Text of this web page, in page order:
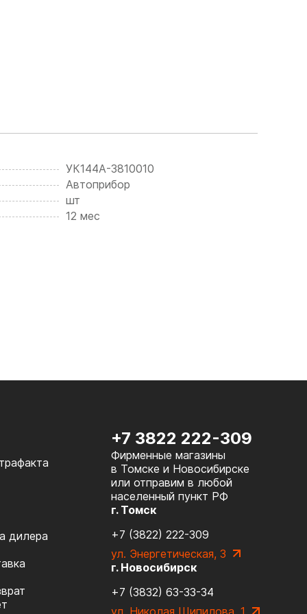
УК144А-3810010
Автоприбор
шт
12 мес
дилера
+7 3822 222-309
Фирменные магазины
в Томске и Новосибирске
или отправим в любой
населенный пункт РФ
г. Томск
+7 (3822) 222-309
ул. Энергетическая, 3
г. Новосибирск
+7 (3832) 63-33-34
ул. Николая Шипилова, 1